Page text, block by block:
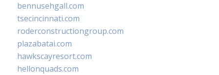
bennusehgall.com
tsecincinnati.com
roderconstructiongroup.com
plazabatai.com
hawkscayresort.com
hellonquads.com